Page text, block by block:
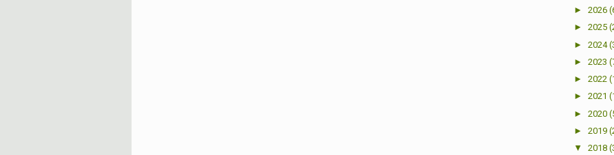
► 2026
► 2025
► 2024
► 2023
► 2022
► 2021
► 2020
► 2019
▼ 2018